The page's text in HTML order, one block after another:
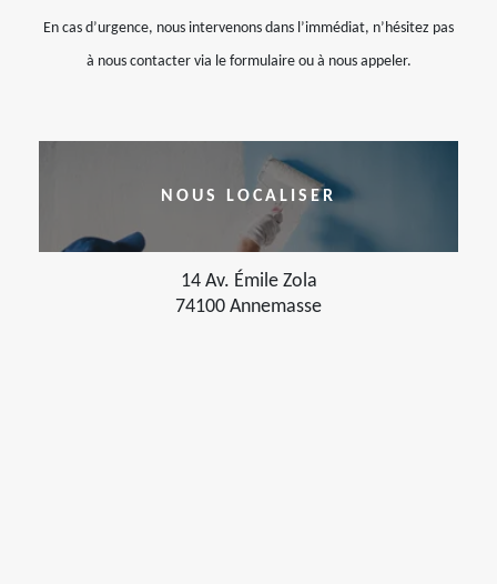
En cas d’urgence, nous intervenons dans l’immédiat, n’hésitez pas
à nous contacter via le formulaire ou à nous appeler.
NOUS LOCALISER
14 Av. Émile Zola
74100 Annemasse